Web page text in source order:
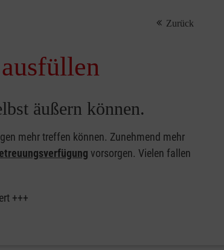
Zurück
äußern können.
mehr treffen können. Zunehmend mehr
vorsorgen. Vielen fallen
+++